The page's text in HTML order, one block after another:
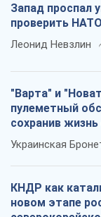
Запад проспал
проверить
Леонид Невзлин
"Варта" и
пулеметный
сохранив
Украинская
КНДР как
новом этапе